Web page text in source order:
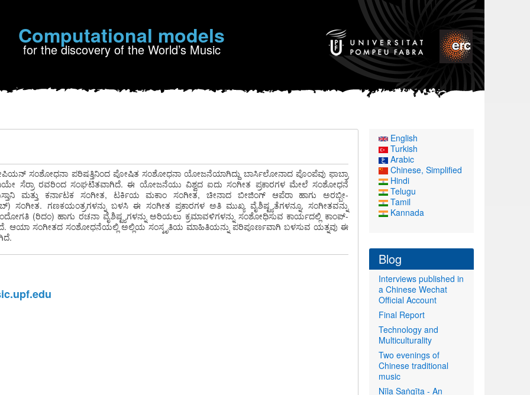
Computational models
for the discovery of the World’s Music
ಸಂಶೋಧನಾ ಪರಿಷತ್ತಿನಿಂದ ಪೋಷಿತ ಸಂಶೋಧನಾ ಯೋಜನೆಯಾಗಿದ್ದು ಬಾರ್ಸಿಲೋನಾದ ಪೊಂಪೆವು ಫಾಬ್ರಾ
ಸೆರ್ರಾ ರವರಿಂದ ಸಂಘಟಿತವಾಗಿದೆ. ಈ ಯೋಜನೆಯು ವಿಶ್ವದ ಐದು ಸಂಗೀತ ಪ್ರಕಾರಗಳ ಮೇಲೆ ಸಂಶೋಧನೆ
ಮತ್ತು ಕರ್ನಾಟಕ ಸಂಗೀತ, ಟರ್ಕಿಯ ಮಕಾಂ ಸಂಗೀತ, ಚೀನಾದ ಬೀಜಿಂಗ್ ಆಪೆರಾ ಹಾಗು ಅರಬ್ಬೀ-
ಗಣಕಯಂತ್ರಗಳನ್ನು ಬಳಸಿ ಈ ಸಂಗೀತ ಪ್ರಕಾರಗಳ ಅತಿ ಮುಖ್ಯ ವೈಶಿಷ್ಟ್ಯತೆಗಳನ್ನೂ, ಸಂಗೀತವನ್ನು
(ರಿದಂ) ಹಾಗು ರಚನಾ ವೈಶಿಷ್ಟ್ಯಗಳನ್ನು ಅರಿಯಲು ಕ್ರಮಾವಳಿಗಳನ್ನು ಸಂಶೋಧಿಸುವ ಕಾರ್ಯದಲ್ಲಿ ಕಾಂಪ್-
ಆಯಾ ಸಂಗೀತದ ಸಂಶೋಧನೆಯಲ್ಲಿ ಅಲ್ಲಿಯ ಸಂಸ್ಕೃತಿಯ ಮಾಹಿತಿಯನ್ನು ಪರಿಪೂರ್ಣವಾಗಿ ಬಳಸುವ ಯತ್ನವು ಈ
English
Turkish
Arabic
Chinese, Simplified
Hindi
Telugu
Tamil
Kannada
Blog
Interviews published in
a Chinese Wechat
Official Account
Final Report
Technology and
Multiculturality
Two evenings of
Chinese traditional
music
Nīla Saṅgīta - An